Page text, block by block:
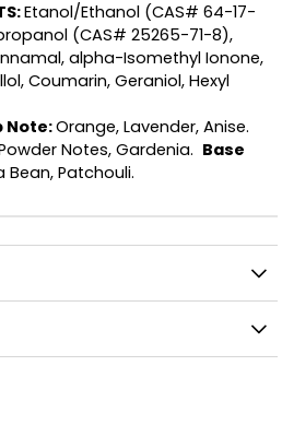
Etanol/Ethanol (CAS# 64-17-
(CAS# 25265-71-8),
alpha-Isomethyl Ionone,
Coumarin, Geraniol, Hexyl
Note:Orange, Lavender, Anise.
Notes, Gardenia. Base
Patchouli.